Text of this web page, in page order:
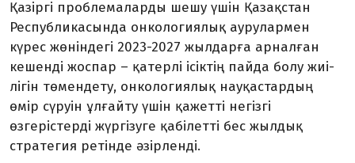
Қазіргі проблемаларды шешу үшін Қазақстан
Республикасында онколо­гиялық аурулармен
күрес жөніндегі 2023-2027 жылдарға арналған
кешенді жоспар – қатерлі ісіктің пайда болу жиі­
лігін төмендету, онкологиялық науқас­тардың
өмір сүруін ұлғайту үшін қажетті негізгі
өзгерістерді жүргізуге қабілетті бес жылдық
стратегия ретінде әзірленді.